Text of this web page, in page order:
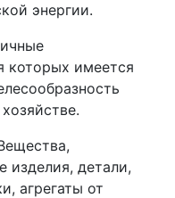
энергии.
которых имеется
изделия, детали,
агрегаты от